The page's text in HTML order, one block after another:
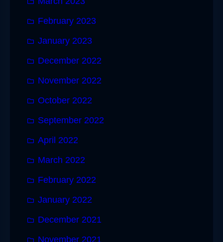
February 2023
January 2023
December 2022
November 2022
October 2022
September 2022
April 2022
March 2022
February 2022
January 2022
December 2021
November 2021